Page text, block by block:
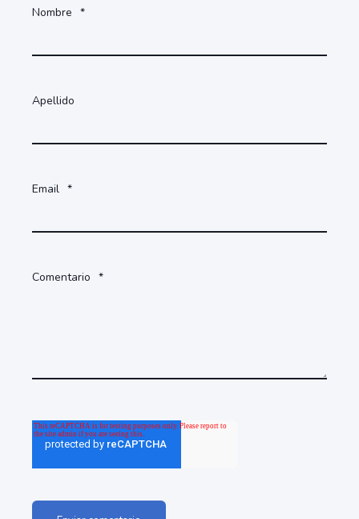
Nombre *
Apellido
Email *
Comentario *